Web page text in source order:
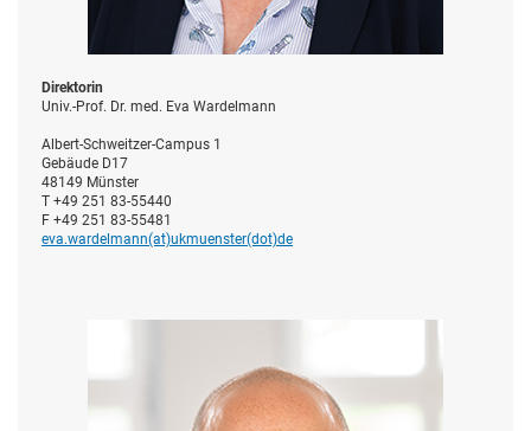
Direktorin
Univ.-Prof. Dr. med. Eva Wardelmann
Albert-Schweitzer-Campus 1
Gebäude D17
48149 Münster
T +49 251 83-55440
F +49 251 83-55481
eva.wardelmann(at)­ukmuenster(dot)­de